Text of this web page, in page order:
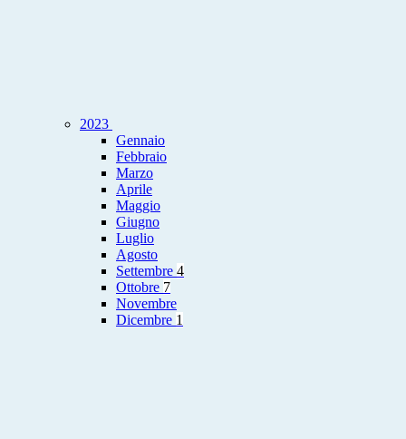
2023
Gennaio
Febbraio
Marzo
Aprile
Maggio
Giugno
Luglio
Agosto
Settembre 4
Ottobre 7
Novembre
Dicembre 1